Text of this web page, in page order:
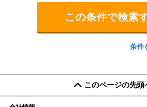
条件
このページの先頭